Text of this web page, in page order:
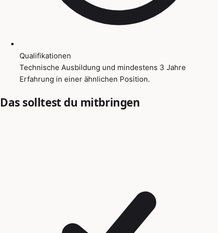
Qualifikationen
Technische Ausbildung und mindestens 3 Jahre
Erfahrung in einer ähnlichen Position.
Das solltest du mitbringen